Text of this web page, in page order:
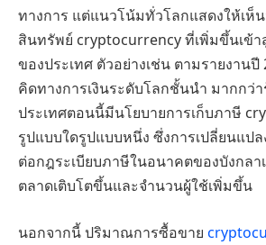
ทางการ แต่แนวโน้มทั่วโลกแสดงให้เห็
สินทรัพย์ cryptocurrency ที่เพิ่มขึ้นเข้า
ของประเทศ ตัวอย่างเช่น ตามรายงานปี
คิดทางการเงินระดับโลกชั้นนำ มากกว่
ประเทศตอนนี้มีนโยบายการเก็บภาษี
รูปแบบใดรูปแบบหนึ่ง ซึ่งการเปลี่ยนแป
ต่อกฎระเบียบภาษีในอนาคตของบังกลา
ตลาดเติบโตขึ้นและจำนวนผู้ใช้เพิ่มขึ้น
นอกจากนี้ ปริมาณการซื้อขาย